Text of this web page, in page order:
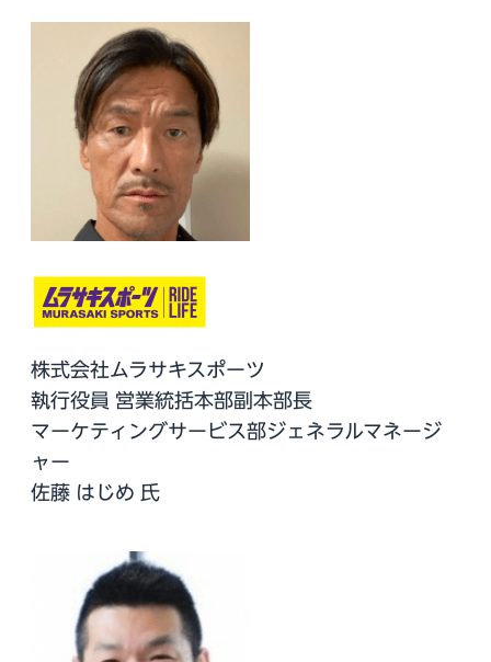
株式会社ムラサキスポーツ
執行役員 営業統括本部副本部長
マーケティングサービス部ジェネラルマネージ
ャー
佐藤 はじめ 氏